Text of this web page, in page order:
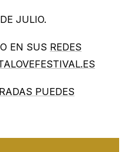
JULIO.
EN SUS REDES
PUEDES